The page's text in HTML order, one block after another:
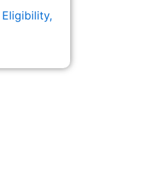
Eligibility,